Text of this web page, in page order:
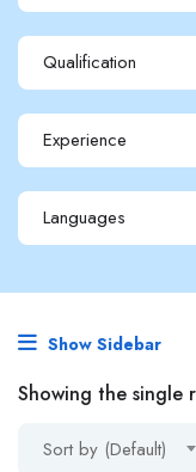
Qualification
Experience
Languages
Show Sidebar
Showing the single
Sort by (Default)